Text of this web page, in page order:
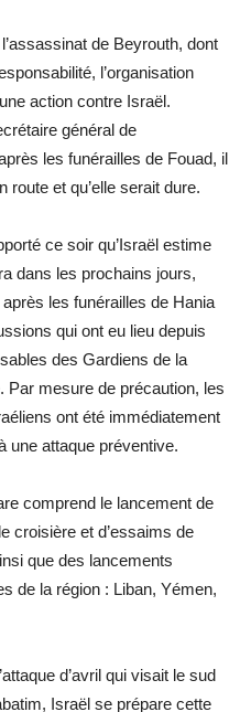
de Beyrouth, dont
l’organisation
action contre Israël.
général de
les funérailles de Fouad, il
route et qu’elle serait dure.
ce soir qu’Israël estime
dans les prochains jours,
les funérailles de Hania
qui ont eu lieu depuis
des Gardiens de la
Par mesure de précaution, les
ont été immédiatement
une attaque préventive.
comprend le lancement de
croisière et d’essaims de
que des lancements
de la région : Liban, Yémen,
d’avril qui visait le sud
Israël se prépare cette